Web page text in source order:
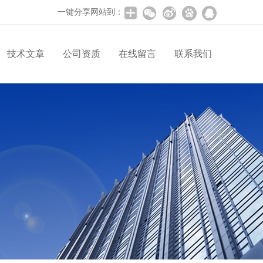
一键分享网站到：
技术文章 公司资质 在线留言 联系我们